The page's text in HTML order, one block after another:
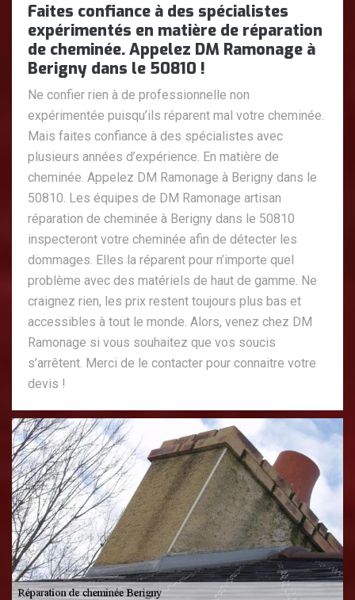
Faites confiance à des spécialistes
expérimentés en matière de réparation
de cheminée. Appelez DM Ramonage à
Berigny dans le 50810 !
Ne confier rien à de professionnelle non
expérimentée puisqu’ils réparent mal votre cheminée.
Mais faites confiance à des spécialistes avec
plusieurs années d’expérience. En matière de
cheminée. Appelez DM Ramonage à Berigny dans le
50810. Les équipes de DM Ramonage artisan
réparation de cheminée à Berigny dans le 50810
inspecteront votre cheminée afin de détecter les
dommages. Elles la réparent pour n’importe quel
problème avec des matériels de haut de gamme. Ne
craignez rien, les prix restent toujours plus bas et
accessibles à tout le monde. Alors, venez chez DM
Ramonage si vous souhaitez que vos soucis
s’arrêtent. Merci de le contacter pour connaitre votre
devis !